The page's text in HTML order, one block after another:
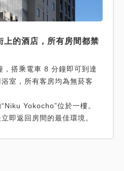
上的酒店，所有房間都禁
搭乘電車 8 分鐘即可到達
室，所有客房均為無菸客
Yokocho”位於一樓。
即返回房間的最佳環境。